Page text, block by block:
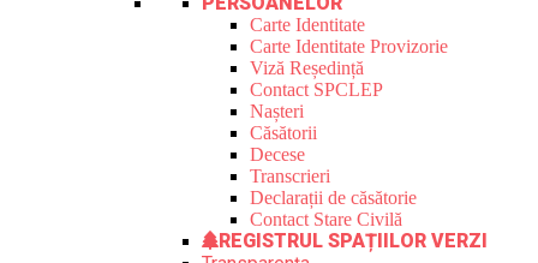
Carte Identitate
Carte Identitate Provizorie
Viză Reședință
Contact SPCLEP
Nașteri
Căsătorii
Decese
Transcrieri
Declarații de căsătorie
Contact Stare Civilă
REGISTRUL SPAȚIILOR VERZI